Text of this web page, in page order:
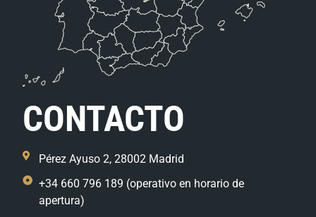
CONTACTO
Pérez Ayuso 2, 28002 Madrid
+34 660 796 189 (operativo en horario de
apertura)